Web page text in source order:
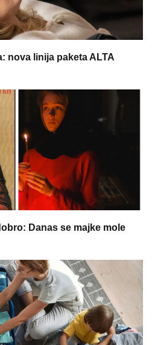
nova linija paketa ALTA
Danas se majke mole